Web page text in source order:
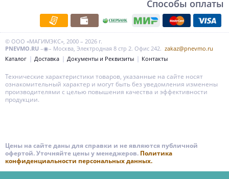
Способы оплаты
© ООО «МАГИМЭКС», 2000 – 2026 г.
PNEVMO.RU –◉– Москва, Электродная 8 стр 2. Офис 242. zakaz@pnevmo.ru
Каталог
Доставка Документы и Реквизиты Контакты
Технические характеристики товаров, указанные на сайте носят
ознакомительный характер и могут быть без уведомления изменены
производителями с целью повышения качества и эффективности
продукции.
Цены на сайте даны для справки и не являются публичной
офертой. Уточняйте цены у менеджеров. Политика
конфиденциальности персональных данных.